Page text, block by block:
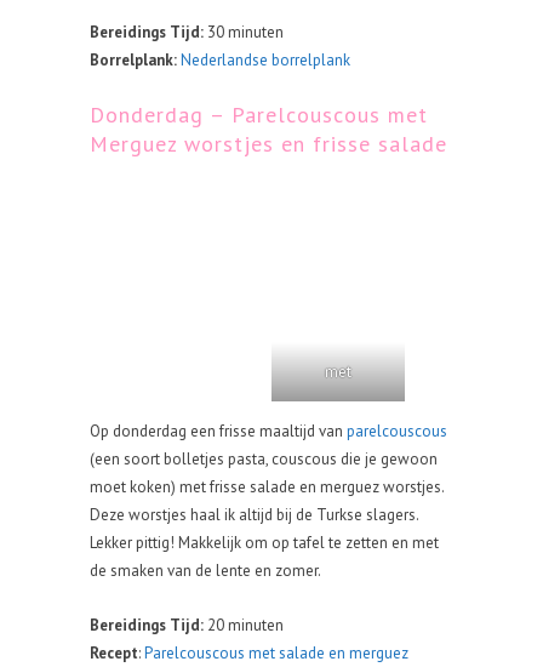
Bereidings Tijd: 30 minuten
Borrelplank:Nederlandse borrelplank
Donderdag – Parelcouscous met
Merguez worstjes en frisse salade
met
Op donderdag een frisse maaltijd van parelcouscous
(een soort bolletjes pasta, couscous die je gewoon
moet koken) met frisse salade en merguez worstjes.
Deze worstjes haal ik altijd bij de Turkse slagers.
Lekker pittig! Makkelijk om op tafel te zetten en met
de smaken van de lente en zomer.
Bereidings Tijd: 20 minuten
Recept:Parelcouscous met salade en merguez